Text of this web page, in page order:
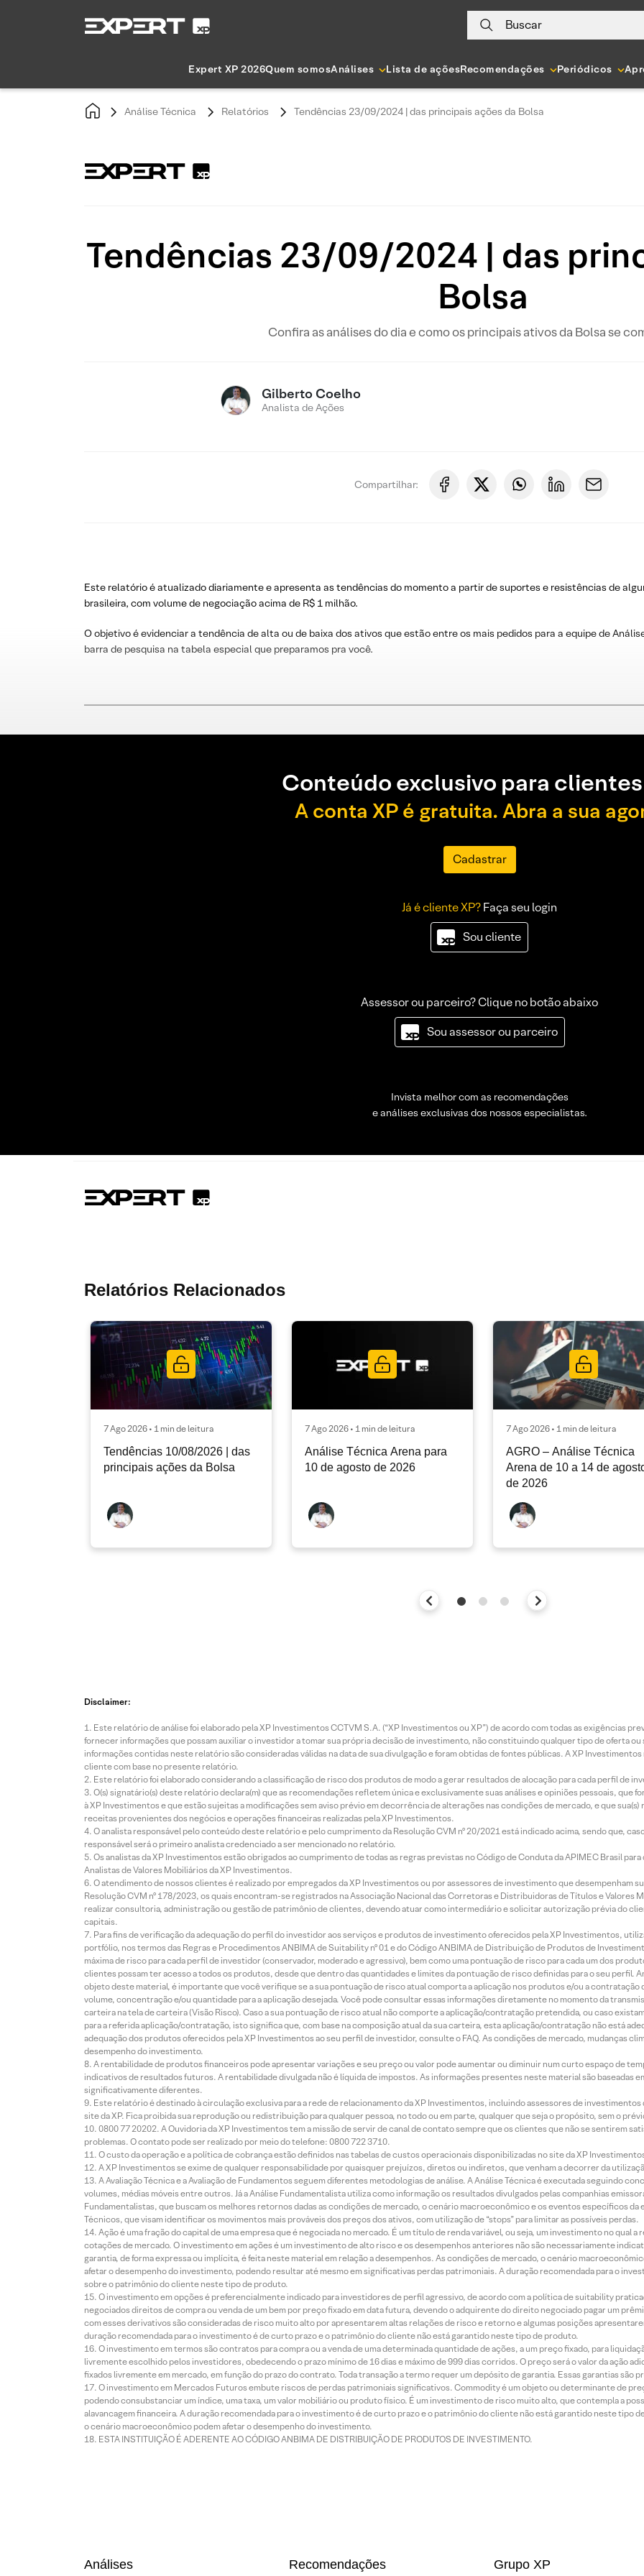
Buscar
Expert XP 2026Quem somosAnálises Lista de açõesRecomendações Periódicos
Análise Técnica Relatórios Tendências 23/09/2024 | das principais ações da Bolsa
Tendências 23/09/2024 | das
Bolsa
Confira as análises do dia e como os principais ativos da Bolsa se
Gilberto Coelho
Analista de Ações
Compartilhar:
Este relatório é atualizado diariamente e apresenta as tendências do momento a partir de suportes e resistências de
brasileira, com volume de negociação acima de R$ 1 milhão.
O objetivo é evidenciar a tendência de alta ou de baixa dos ativos que estão entre os mais pedidos para a equipe de
barra de pesquisa na tabela especial que preparamos pra você.
Conteúdo exclusivo para
A conta XP é gratuita. Abra a sua
Cadastrar
Já é cliente XP?Faça seu login
Sou cliente
Assessor ou parceiro? Clique no botão abaixo
Sou assessor ou parceiro
Invista melhor com as recomendações
e análises exclusivas dos nossos especialistas.
Relatórios Relacionados
7 Ago 2026 • 1 min de leitura
Tendências 10/08/2026 | das
principais ações da Bolsa
7 Ago 2026 • 1 min de leitura
Análise Técnica Arena para
10 de agosto de 2026
7 Ago 2026 • 1 min de leitura
AGRO – Análise Técnica
Arena de 10 a 14 de
de 2026
Disclaimer:
Este relatório de análise foi elaborado pela XP Investimentos CCTVM S.A. (“XP Investimentos ou XP”) de acordo com todas as exigências
fornecer informações que possam auxiliar o investidor a tomar sua própria decisão de investimento, não constituindo qualquer tipo de oferta
informações contidas neste relatório são consideradas válidas na data de sua divulgação e foram obtidas de fontes públicas. A XP
cliente com base no presente relatório.
Este relatório foi elaborado considerando a classificação de risco dos produtos de modo a gerar resultados de alocação para cada perfil de
O(s) signatário(s) deste relatório declara(m) que as recomendações refletem única e exclusivamente suas análises e opiniões pessoais, que
à XP Investimentos e que estão sujeitas a modificações sem aviso prévio em decorrência de alterações nas condições de mercado, e que
receitas provenientes dos negócios e operações financeiras realizadas pela XP Investimentos.
O analista responsável pelo conteúdo deste relatório e pelo cumprimento da Resolução CVM nº 20/2021 está indicado acima, sendo que,
responsável será o primeiro analista credenciado a ser mencionado no relatório.
Os analistas da XP Investimentos estão obrigados ao cumprimento de todas as regras previstas no Código de Conduta da APIMEC Brasil
Analistas de Valores Mobiliários da XP Investimentos.
O atendimento de nossos clientes é realizado por empregados da XP Investimentos ou por assessores de investimento que desempenham
Resolução CVM nº 178/2023, os quais encontram-se registrados na Associação Nacional das Corretoras e Distribuidoras de Títulos e Valores
realizar consultoria, administração ou gestão de patrimônio de clientes, devendo atuar como intermediário e solicitar autorização prévia do
capitais.
Para fins de verificação da adequação do perfil do investidor aos serviços e produtos de investimento oferecidos pela XP Investimentos,
portfólio, nos termos das Regras e Procedimentos ANBIMA de Suitability nº 01 e do Código ANBIMA de Distribuição de Produtos de
máxima de risco para cada perfil de investidor (conservador, moderado e agressivo), bem como uma pontuação de risco para cada um dos
clientes possam ter acesso a todos os produtos, desde que dentro das quantidades e limites da pontuação de risco definidas para o seu perfil.
objeto deste material, é importante que você verifique se a sua pontuação de risco atual comporta a aplicação nos produtos e/ou a contratação
volume, concentração e/ou quantidade para a aplicação desejada. Você pode consultar essas informações diretamente no momento da
carteira na tela de carteira (Visão Risco). Caso a sua pontuação de risco atual não comporte a aplicação/contratação pretendida, ou caso
para a referida aplicação/contratação, isto significa que, com base na composição atual da sua carteira, esta aplicação/contratação não está
adequação dos produtos oferecidos pela XP Investimentos ao seu perfil de investidor, consulte o FAQ. As condições de mercado, mudanças
desempenho do investimento.
A rentabilidade de produtos financeiros pode apresentar variações e seu preço ou valor pode aumentar ou diminuir num curto espaço de
indicativos de resultados futuros. A rentabilidade divulgada não é líquida de impostos. As informações presentes neste material são baseadas
significativamente diferentes.
Este relatório é destinado à circulação exclusiva para a rede de relacionamento da XP Investimentos, incluindo assessores de investimentos
site da XP. Fica proibida sua reprodução ou redistribuição para qualquer pessoa, no todo ou em parte, qualquer que seja o propósito, sem o
0800 77 20202. A Ouvidoria da XP Investimentos tem a missão de servir de canal de contato sempre que os clientes que não se sentirem
problemas. O contato pode ser realizado por meio do telefone: 0800 722 3710.
O custo da operação e a política de cobrança estão definidos nas tabelas de custos operacionais disponibilizadas no site da XP
A XP Investimentos se exime de qualquer responsabilidade por quaisquer prejuízos, diretos ou indiretos, que venham a decorrer da
A Avaliação Técnica e a Avaliação de Fundamentos seguem diferentes metodologias de análise. A Análise Técnica é executada seguindo
volumes, médias móveis entre outros. Já a Análise Fundamentalista utiliza como informação os resultados divulgados pelas companhias
Fundamentalistas, que buscam os melhores retornos dadas as condições de mercado, o cenário macroeconômico e os eventos específicos
Técnicos, que visam identificar os movimentos mais prováveis dos preços dos ativos, com utilização de “stops” para limitar as possíveis perdas.
Ação é uma fração do capital de uma empresa que é negociada no mercado. É um título de renda variável, ou seja, um investimento no qual
cotações de mercado. O investimento em ações é um investimento de alto risco e os desempenhos anteriores não são necessariamente
garantia, de forma expressa ou implícita, é feita neste material em relação a desempenhos. As condições de mercado, o cenário
afetar o desempenho do investimento, podendo resultar até mesmo em significativas perdas patrimoniais. A duração recomendada para o
sobre o patrimônio do cliente neste tipo de produto.
O investimento em opções é preferencialmente indicado para investidores de perfil agressivo, de acordo com a política de suitability
negociados direitos de compra ou venda de um bem por preço fixado em data futura, devendo o adquirente do direito negociado pagar um
com esses derivativos são consideradas de risco muito alto por apresentarem altas relações de risco e retorno e algumas posições
duração recomendada para o investimento é de curto prazo e o patrimônio do cliente não está garantido neste tipo de produto.
O investimento em termos são contratos para compra ou a venda de uma determinada quantidade de ações, a um preço fixado, para
livremente escolhido pelos investidores, obedecendo o prazo mínimo de 16 dias e máximo de 999 dias corridos. O preço será o valor da ação
fixados livremente em mercado, em função do prazo do contrato. Toda transação a termo requer um depósito de garantia. Essas garantias são
O investimento em Mercados Futuros embute riscos de perdas patrimoniais significativos. Commodity é um objeto ou determinante de
podendo consubstanciar um índice, uma taxa, um valor mobiliário ou produto físico. É um investimento de risco muito alto, que contempla a
alavancagem financeira. A duração recomendada para o investimento é de curto prazo e o patrimônio do cliente não está garantido neste tipo
o cenário macroeconômico podem afetar o desempenho do investimento.
ESTA INSTITUIÇÃO É ADERENTE AO CÓDIGO ANBIMA DE DISTRIBUIÇÃO DE PRODUTOS DE INVESTIMENTO.
Análises Recomendações Grupo XP